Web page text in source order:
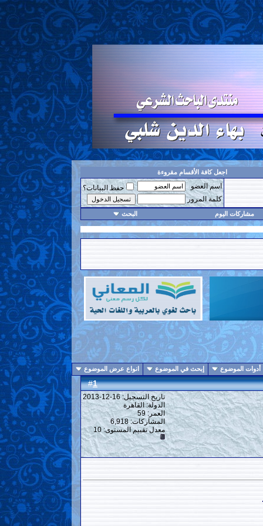
اجعل كافة الأقسام مقروءة
اسم العضو
حفظ البيانات؟
كلمة المرور
مشاركات اليوم البحث
أدوات الموضوع إبحث في الموضوع انواع عرض الموضوع
#
1
تاريخ التسجيل: 16-12-2013
الدولة: القاهرة
العمر: 59
المشاركات: 6,918
معدل تقييم المستوى: 10